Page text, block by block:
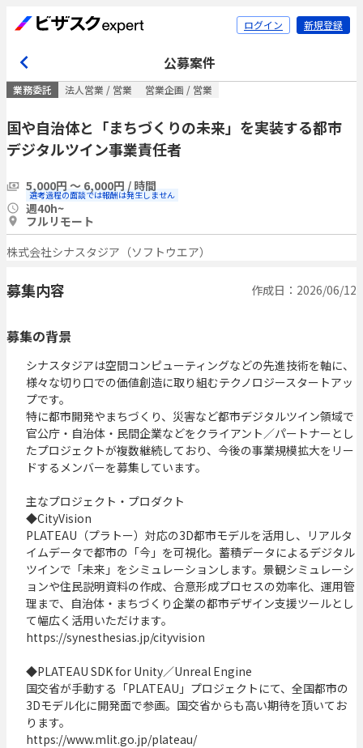
ログイン 新規登録
公募案件
業務委託 法人営業 / 営業 営業企画 / 営業
国や自治体と「まちづくりの未来」を実装する都市
デジタルツイン事業責任者
5,000円 〜 6,000円 / 時間
選考過程の面談では報酬は発生しません
週40h~
フルリモート
株式会社シナスタジア（ソフトウエア）
募集内容 作成日：2026/06/12
募集の背景
シナスタジアは空間コンピューティングなどの先進技術を軸に、
様々な切り口での価値創造に取り組むテクノロジースタートアッ
プです。
特に都市開発やまちづくり、災害など都市デジタルツイン領域で
官公庁・自治体・民間企業などをクライアント／パートナーとし
たプロジェクトが複数継続しており、今後の事業規模拡大をリー
ドするメンバーを募集しています。
主なプロジェクト・プロダクト
◆CityVision
PLATEAU（プラトー）対応の3D都市モデルを活用し、リアルタ
イムデータで都市の「今」を可視化。蓄積データによるデジタル
ツインで「未来」をシミュレーションします。景観シミュレーシ
ョンや住民説明資料の作成、合意形成プロセスの効率化、運用管
理まで、自治体・まちづくり企業の都市デザイン支援ツールとし
て幅広く活用いただけます。
https://synesthesias.jp/cityvision
◆PLATEAU SDK for Unity／Unreal Engine
国交省が手動する「PLATEAU」プロジェクトにて、全国都市の
3Dモデル化に開発面で参画。国交省からも高い期待を頂いてお
ります。
https://www.mlit.go.jp/plateau/